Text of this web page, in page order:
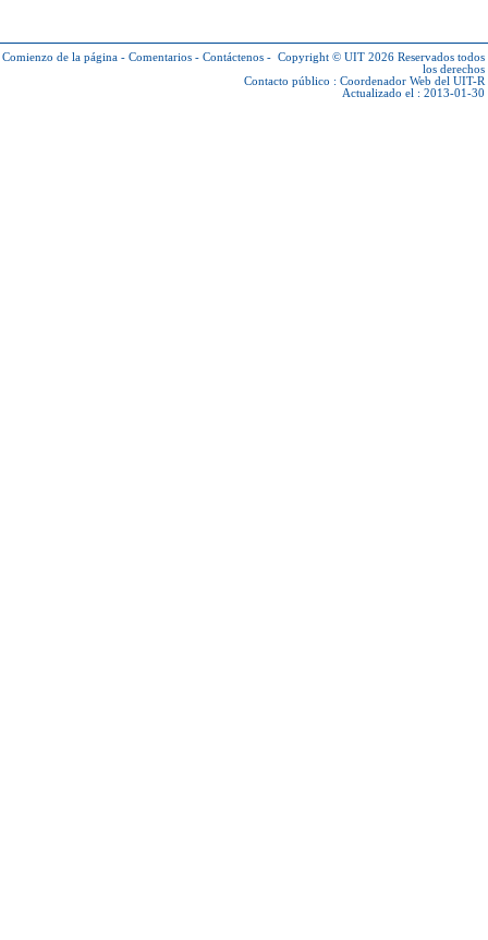
Comienzo de la página - Comentarios - Contáctenos - Copyright © UIT 2026 Reservados todos
los derechos
Contacto público : Coordenador Web del UIT-R
Actualizado el : 2013-01-30